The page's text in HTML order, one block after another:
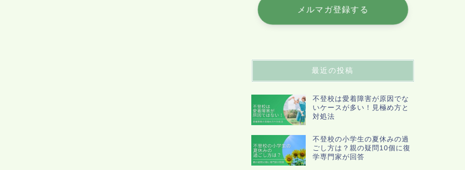
メルマガ登録する
最近の投稿
不登校は愛着障害が原因でな
いケースが多い！見極め方と
対処法
不登校の小学生の夏休みの過
ごし方は？親の疑問10個に復
学専門家が回答